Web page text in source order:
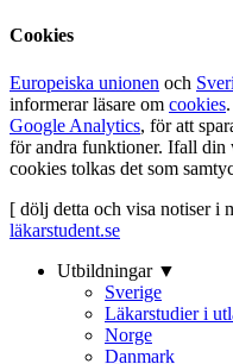
Cookies
Europeiska unionen och
informerar läsare om cookies
Google Analytics, för att
för andra funktioner. Ifall din
cookies tolkas det som
[ dölj detta och visa notiser i
läkarstudent.se
Utbildningar ▼
Sverige
Läkarstudier i
Norge
Danmark